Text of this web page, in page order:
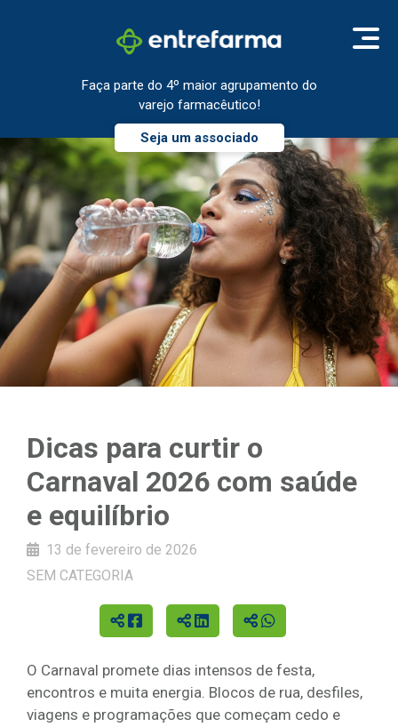
Faça parte do 4º maior agrupamento do
varejo farmacêutico!
Seja um associado
Dicas para curtir o
Carnaval 2026 com saúde
e equilíbrio
13 de fevereiro de 2026
SEM CATEGORIA
O Carnaval promete dias intensos de festa,
encontros e muita energia. Blocos de rua, desfiles,
viagens e programações que começam cedo e